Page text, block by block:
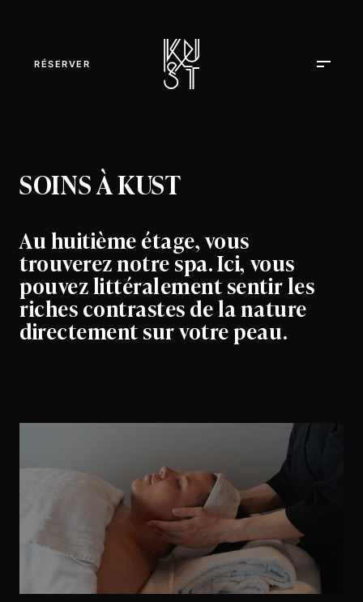
RÉSERVER
SOINS À KUST
Au huitième étage, vous
trouverez notre spa. Ici, vous
pouvez littéralement sentir les
riches contrastes de la nature
directement sur votre peau.